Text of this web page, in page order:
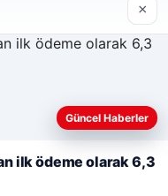
iyi anlayabilmek,
×
Güncel Haberler
ilk ödeme olarak 6,3